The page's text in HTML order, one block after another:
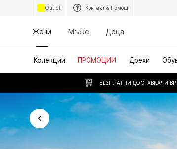
Outlet Контакт & Помощ
Жени Мъже Деца
Колекции ПРОМОЦИИ Дрехи
БЕЗПЛАТНИ ДОСТАВКА* И